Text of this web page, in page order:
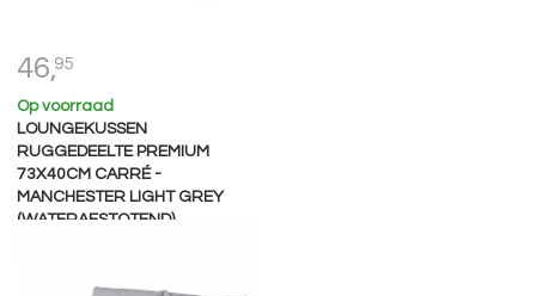
46,95
Op voorraad
LOUNGEKUSSEN
RUGGEDEELTE PREMIUM
73X40CM CARRÉ -
MANCHESTER LIGHT GREY
(WATERAFSTOTEND)